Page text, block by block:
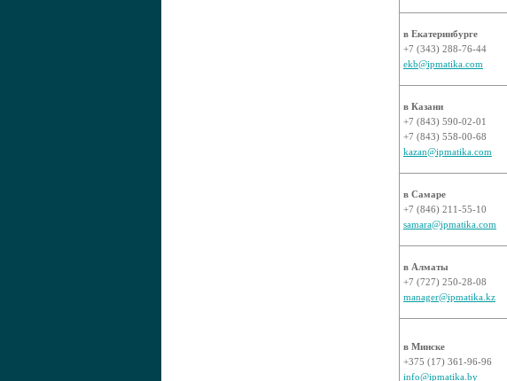
в Екатеринбурге
+7 (343) 288-76-44
ekb@ipmatika.com
в Казани
+7 (843) 590-02-01
+7 (843) 558-00-68
kazan@ipmatika.com
в Самаре
+7 (846) 211-55-10
samara@ipmatika.com
в Алматы
+7 (727) 250-28-08
manager@ipmatika.kz
в Минске
+375 (17) 361-96-96
info@ipmatika.by